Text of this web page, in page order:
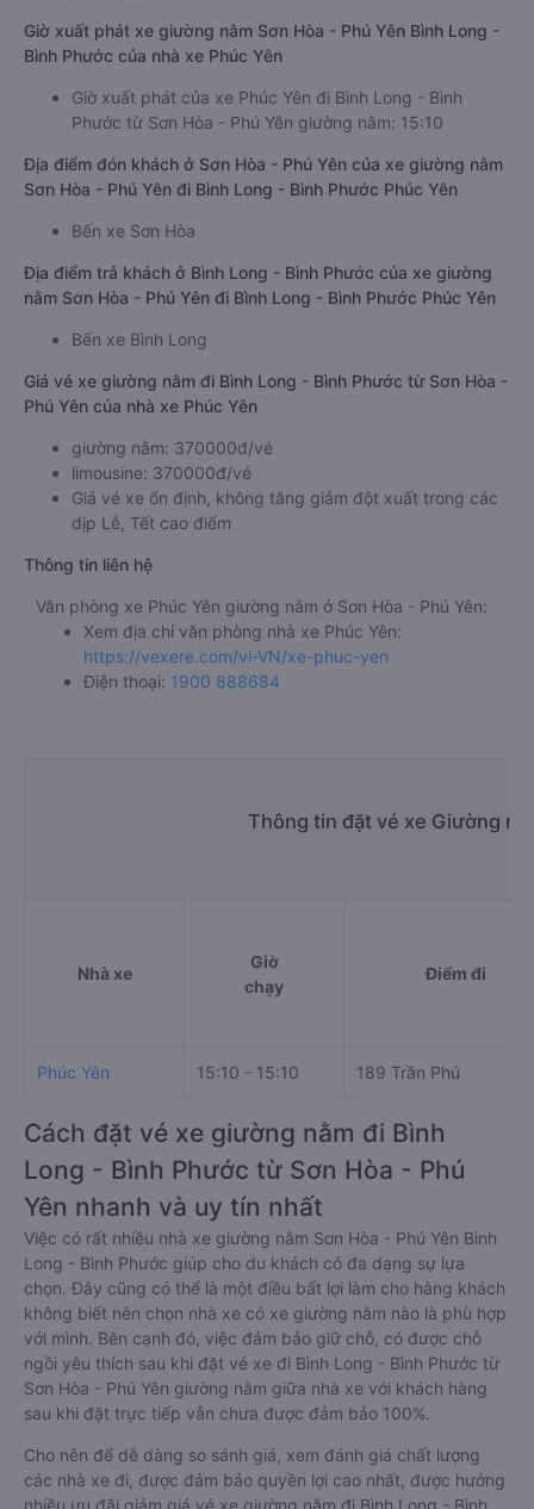
Giờ xuất phát xe giường nằm Sơn Hòa - Phú Yên Bình Long -
Bình Phước của nhà xe Phúc Yên
Giờ xuất phát của xe Phúc Yên đi Bình Long - Bình
Phước từ Sơn Hòa - Phú Yên giường nằm: 15:10
Địa điểm đón khách ở Sơn Hòa - Phú Yên của xe giường nằm
Sơn Hòa - Phú Yên đi Bình Long - Bình Phước Phúc Yên
Bến xe Sơn Hòa
Địa điểm trả khách ở Bình Long - Bình Phước của xe giường
nằm Sơn Hòa - Phú Yên đi Bình Long - Bình Phước Phúc Yên
Bến xe Bình Long
Giá vé xe giường nằm đi Bình Long - Bình Phước từ Sơn Hòa -
Phú Yên của nhà xe Phúc Yên
giường nằm: 370000đ/vé
limousine: 370000đ/vé
Giá vé xe ổn định, không tăng giảm đột xuất trong các
dịp Lễ, Tết cao điểm
Thông tin liên hệ
Văn phòng xe Phúc Yên giường nằm ở Sơn Hòa - Phú Yên:
Xem địa chỉ văn phòng nhà xe Phúc Yên:
https://vexere.com/vi-VN/xe-phuc-yen
Điện thoại: 1900 888684
Thông tin đặt vé xe Giường
Nhà xe
Giờ
chạy
Điểm đi
Phúc Yên 15:10 - 15:10 189 Trần Phú
Cách đặt vé xe giường nằm đi Bình
Long - Bình Phước từ Sơn Hòa - Phú
Yên nhanh và uy tín nhất
Việc có rất nhiều nhà xe giường nằm Sơn Hòa - Phú Yên Bình
Long - Bình Phước giúp cho du khách có đa dạng sự lựa
chọn. Đây cũng có thể là một điều bất lợi làm cho hàng khách
không biết nên chọn nhà xe có xe giường nằm nào là phù hợp
với mình. Bên cạnh đó, việc đảm bảo giữ chỗ, có được chỗ
ngồi yêu thích sau khi đặt vé xe đi Bình Long - Bình Phước từ
Sơn Hòa - Phú Yên giường nằm giữa nhà xe với khách hàng
sau khi đặt trực tiếp vẫn chưa được đảm bảo 100%.
Cho nên để dễ dàng so sánh giá, xem đánh giá chất lượng
các nhà xe đi, được đảm bảo quyền lợi cao nhất, được hưởng
nhiều ưu đãi giảm giá vé xe giường nằm đi Bình Long - Bình